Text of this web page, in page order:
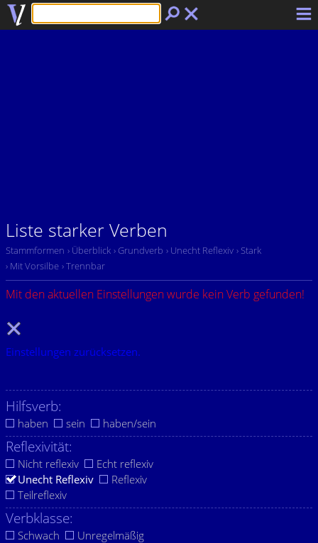
Liste starker Verben
Stammformen › Überblick › Grundverb › Unecht Reflexiv › Stark
› Mit Vorsilbe › Trennbar
Mit den aktuellen Einstellungen wurde kein Verb gefunden!
Einstellungen zurücksetzen.
Hilfsverb:
haben sein haben/sein
Reflexivität:
Nicht reflexiv
Echt reflexiv
Unecht Reflexiv
Reflexiv
Teilreflexiv
Verbklasse:
Schwach
Unregelmäßig